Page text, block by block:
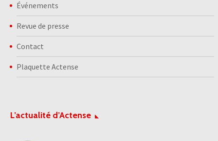
Événements
Revue de presse
Contact
Plaquette Actense
L’actualité d’Actense